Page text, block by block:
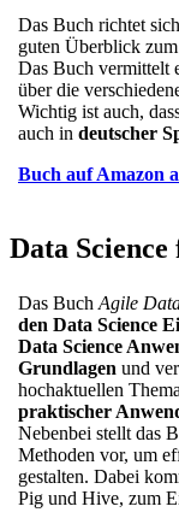
Das Buch richtet
guten Überblick
Das Buch vermittelt
über die
Wichtig ist auch,
auch in deutscher
Buch auf Amazon
Data
Das Buch Agile
den Data Science
Data Science
Grundlagen und
hochaktuellen
praktischer
Nebenbei stellt das
Methoden vor, um
gestalten. Dabei
Pig und Hive, zum